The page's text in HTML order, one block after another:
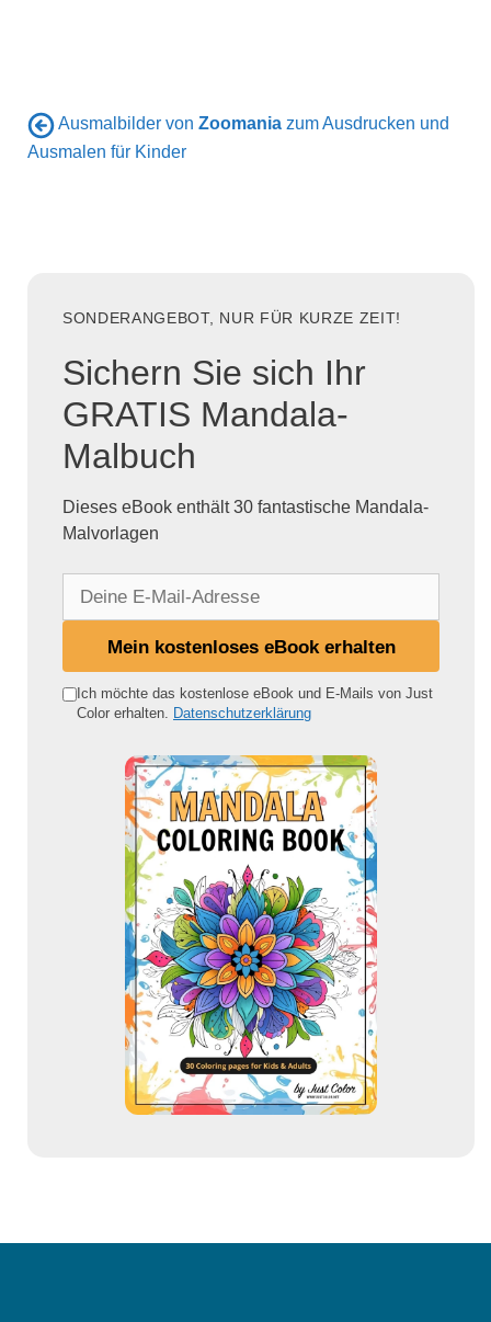
Ausmalbilder von Zoomania zum Ausdrucken und
Ausmalen für Kinder
SONDERANGEBOT, NUR FÜR KURZE ZEIT!
Sichern Sie sich Ihr
GRATIS Mandala-
Malbuch
Dieses eBook enthält 30 fantastische Mandala-
Malvorlagen
e
Mein kostenloses eBook erhalten
Ich möchte das kostenlose eBook und E-Mails von Just
Color erhalten. Datenschutzerklärung